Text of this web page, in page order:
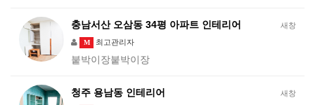
새창
충남서산 오삼동 34평 아파트 인테리어
M 최고관리자
붙박이장붙박이장
새창
청주 용남동 인테리어